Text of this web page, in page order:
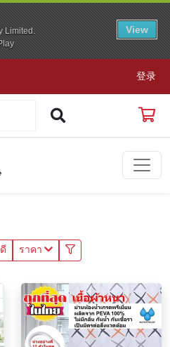
Limited.
View
登录
ราคา